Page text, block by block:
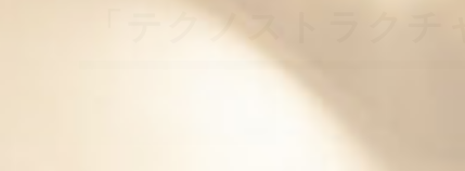
「テクノストラクチ